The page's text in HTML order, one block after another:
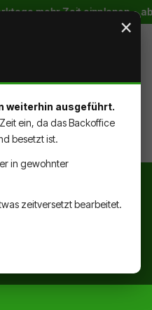
Zeit einplanen · ab
HAST 0 PRODUKTE AUF
×
weiterhin ausgeführt.
ein, da das Backoffice
besetzt ist.
in gewohnter
zeitversetzt bearbeitet.